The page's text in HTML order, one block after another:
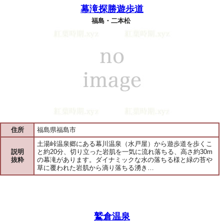
幕滝探勝遊歩道
福島・二本松
住所 福島県福島市
説明
抜粋
土湯峠温泉郷にある幕川温泉（水戸屋）から遊歩道を歩くこ
と約20分、切り立った岩肌を一気に流れ落ちる、高さ約30m
の幕滝があります。ダイナミックな水の落ちる様と緑の苔や
草に覆われた岩肌から滴り落ちる湧き…
鷲倉温泉